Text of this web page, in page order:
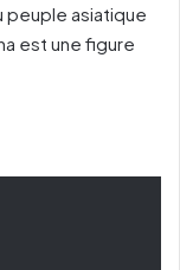
peuple asiatique
est une figure